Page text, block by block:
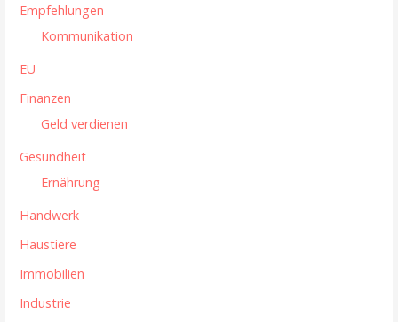
Empfehlungen
Kommunikation
EU
Finanzen
Geld verdienen
Gesundheit
Ernährung
Handwerk
Haustiere
Immobilien
Industrie